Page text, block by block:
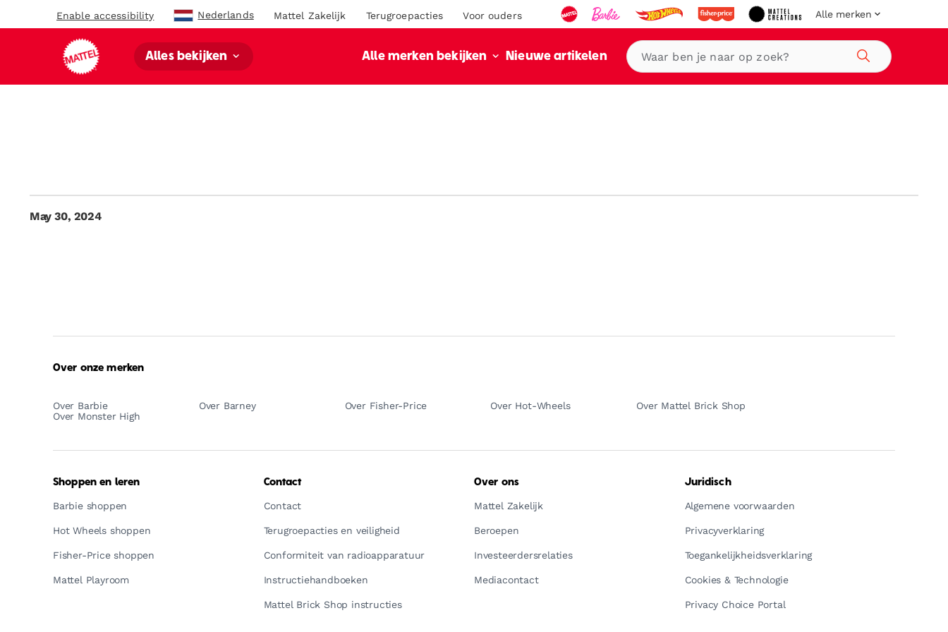
Enable accessibility Nederlands Mattel Zakelijk Terugroepacties Voor ouders Alle merken
Alles bekijken Alle merken bekijken Nieuwe artikelen
Zoeken
May 30, 2024
Over onze merken
Over Barbie Over Barney Over Fisher-Price Over Hot-Wheels
Over Mattel Brick Shop
Over Monster High
Shoppen en leren
Barbie shoppen
Hot Wheels shoppen
Fisher-Price shoppen
Mattel Playroom
Contact
Contact
Terugroepacties en veiligheid
Conformiteit van radioapparatuur
Instructiehandboeken
Mattel Brick Shop instructies
Over ons
Mattel Zakelijk
Beroepen
Investeerdersrelaties
Mediacontact
Juridisch
Algemene voorwaarden
Privacyverklaring
Toegankelijkheidsverklaring
Cookies & Technologie
Privacy Choice Portal